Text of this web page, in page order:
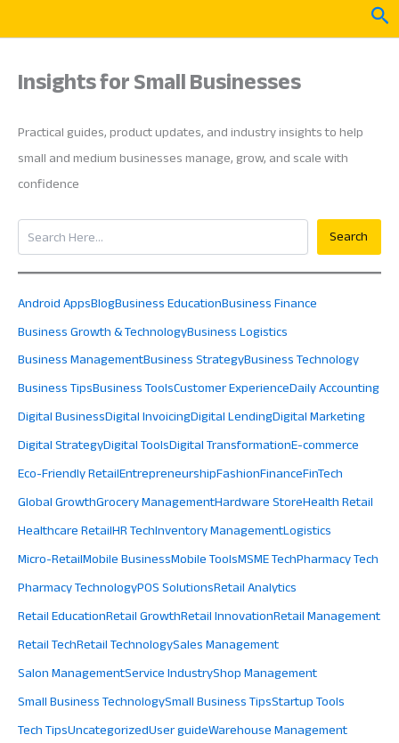
Insights for Small Businesses
Practical guides, product updates, and industry insights to help
small and medium businesses manage, grow, and scale with
confidence
Search
Search
Android AppsBlogBusiness EducationBusiness Finance
Business Growth & TechnologyBusiness Logistics
Business ManagementBusiness StrategyBusiness Technology
Business TipsBusiness ToolsCustomer ExperienceDaily Accounting
Digital BusinessDigital InvoicingDigital LendingDigital Marketing
Digital StrategyDigital ToolsDigital TransformationE-commerce
Eco-Friendly RetailEntrepreneurshipFashionFinanceFinTech
Global GrowthGrocery ManagementHardware StoreHealth Retail
Healthcare RetailHR TechInventory ManagementLogistics
Micro-RetailMobile BusinessMobile ToolsMSME TechPharmacy Tech
Pharmacy TechnologyPOS SolutionsRetail Analytics
Retail EducationRetail GrowthRetail InnovationRetail Management
Retail TechRetail TechnologySales Management
Salon ManagementService IndustryShop Management
Small Business TechnologySmall Business TipsStartup Tools
Tech TipsUncategorizedUser guideWarehouse Management